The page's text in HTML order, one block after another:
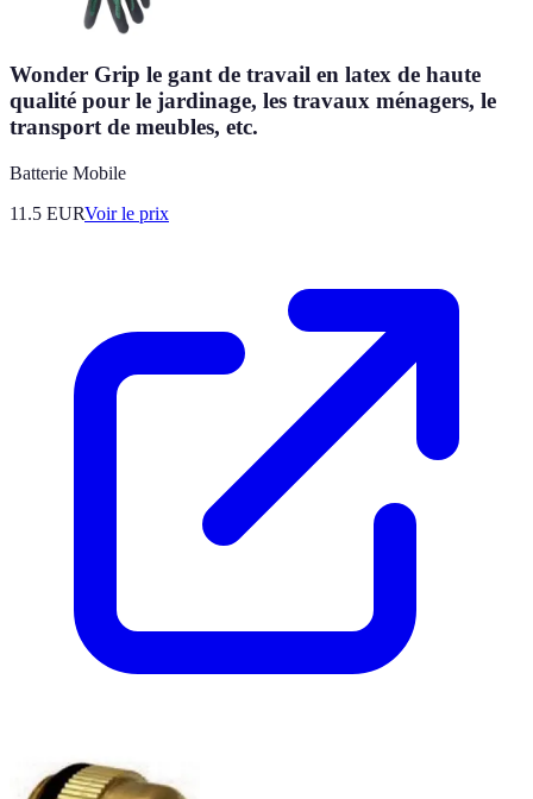
Wonder Grip le gant de travail en latex de haute
qualité pour le jardinage, les travaux ménagers, le
transport de meubles, etc.
Batterie Mobile
11.5 EURVoir le prix